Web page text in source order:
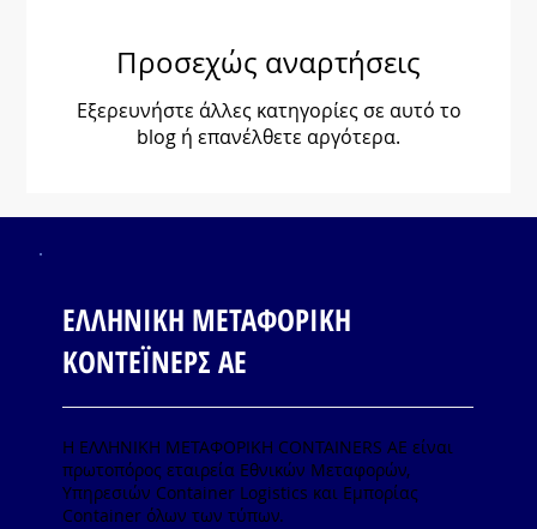
Προσεχώς αναρτήσεις
Εξερευνήστε άλλες κατηγορίες σε αυτό το
blog ή επανέλθετε αργότερα.
ΕΛΛΗΝΙΚΗ ΜΕΤΑΦΟΡΙΚΗ
ΚΟΝΤΕΪΝΕΡΣ ΑΕ
Η ΕΛΛΗΝΙΚΗ ΜΕΤΑΦΟΡΙΚΗ CONTAINERS ΑΕ είναι
πρωτοπόρος εταιρεία Εθνικών Μεταφορών,
Υπηρεσιών Container Logistics και Εμπορίας
Container όλων των τύπων.